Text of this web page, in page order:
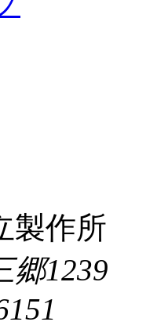
作所
郷1239